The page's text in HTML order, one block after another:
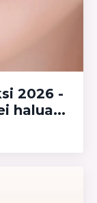
2026 -
halua...